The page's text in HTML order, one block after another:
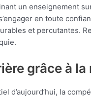
un enseignement
en toute
et percutantes.
grâce à
d’aujourd’hui, la